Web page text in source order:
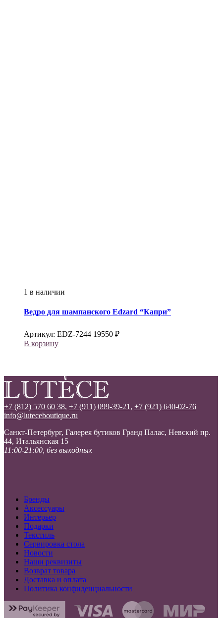
1 в наличии
Ведро для шампанского Edzard “Капри”
Артикул: EDZ-7244 19550 ₽
В корзину
+7 (812) 570 60 38, +7 (911) 099-39-21, +7 (921) 640-02-76
info@luteceboutique.ru
Санкт-Петербург, Галерея бутиков Гранд Палас, Невский пр.
44, Итальянская 15
11:00-21:00, без выходных
Бренды
Аксессуары
Интерьер
Подарки
Текстиль
Сервировка стола
Новости
Наши реквизиты
Возврат товара
Доставка и оплата
Политика конфиденциальности